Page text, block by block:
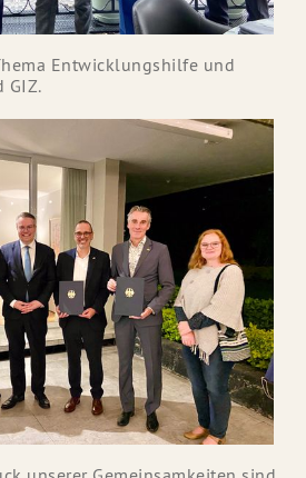
Entwicklungshilfe und
GIZ.